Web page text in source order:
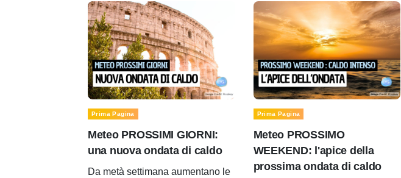
Prima Pagina
Meteo PROSSIMI GIORNI:
una nuova ondata di caldo
Da metà settimana aumentano le
Prima Pagina
Meteo PROSSIMO
WEEKEND: l'apice della
prossima ondata di caldo